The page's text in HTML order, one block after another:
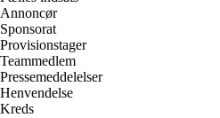
Annoncør
Sponsorat
Provisionstager
Teammedlem
Pressemeddelelser
Henvendelse
Kreds